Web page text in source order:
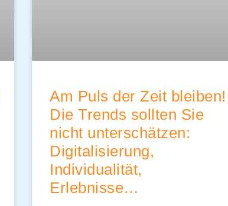
Am Puls der Zeit bleiben!
Die Trends sollten Sie
nicht unterschätzen:
Digitalisierung,
Individualität,
Erlebnisse…